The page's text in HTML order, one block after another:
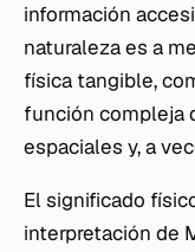
información
naturaleza es a
física tangible,
función compleja
espaciales y, a
El significado
interpretación de